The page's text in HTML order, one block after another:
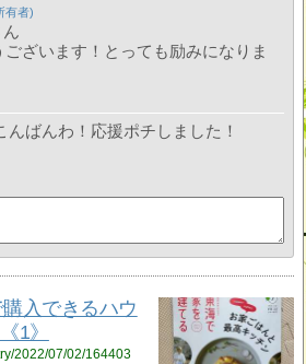
ざいます！とっても励みになりま
んばんわ！応援ポチしました！
入できるハウ
1》
2022/07/02/164403